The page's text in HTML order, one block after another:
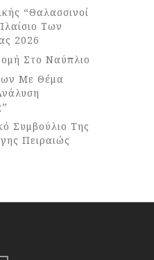
“Θαλασσινοί
Των
2026
Στο Ναύπλιο
Με Θέμα
Συμβούλιο Της
Πειραιώς